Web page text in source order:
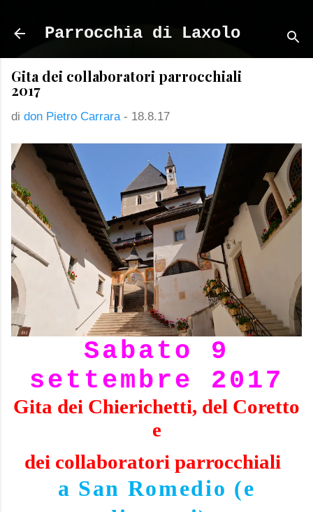
Parrocchia di Laxolo
Gita dei collaboratori parrocchiali
2017
di don Pietro Carrara - 18.8.17
Sabato 9
settembre 2017
Gita dei Chierichetti, del Coretto
e
dei collaboratori parrocchiali
a San Romedio (e